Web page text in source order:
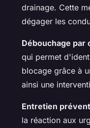
drainage. Cette
dégager les
Débouchage par
qui permet
blocage grâce à
ainsi une
Entretien
la réaction aux